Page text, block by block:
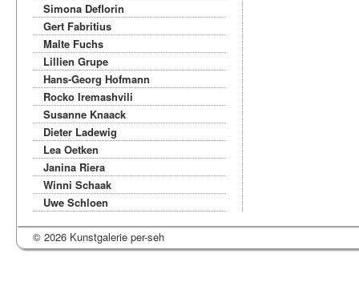
Simona Deflorin
Gert Fabritius
Malte Fuchs
Lillien Grupe
Hans-Georg Hofmann
Rocko Iremashvili
Susanne Knaack
Dieter Ladewig
Lea Oetken
Janina Riera
Winni Schaak
Uwe Schloen
© 2026 Kunstgalerie per-seh